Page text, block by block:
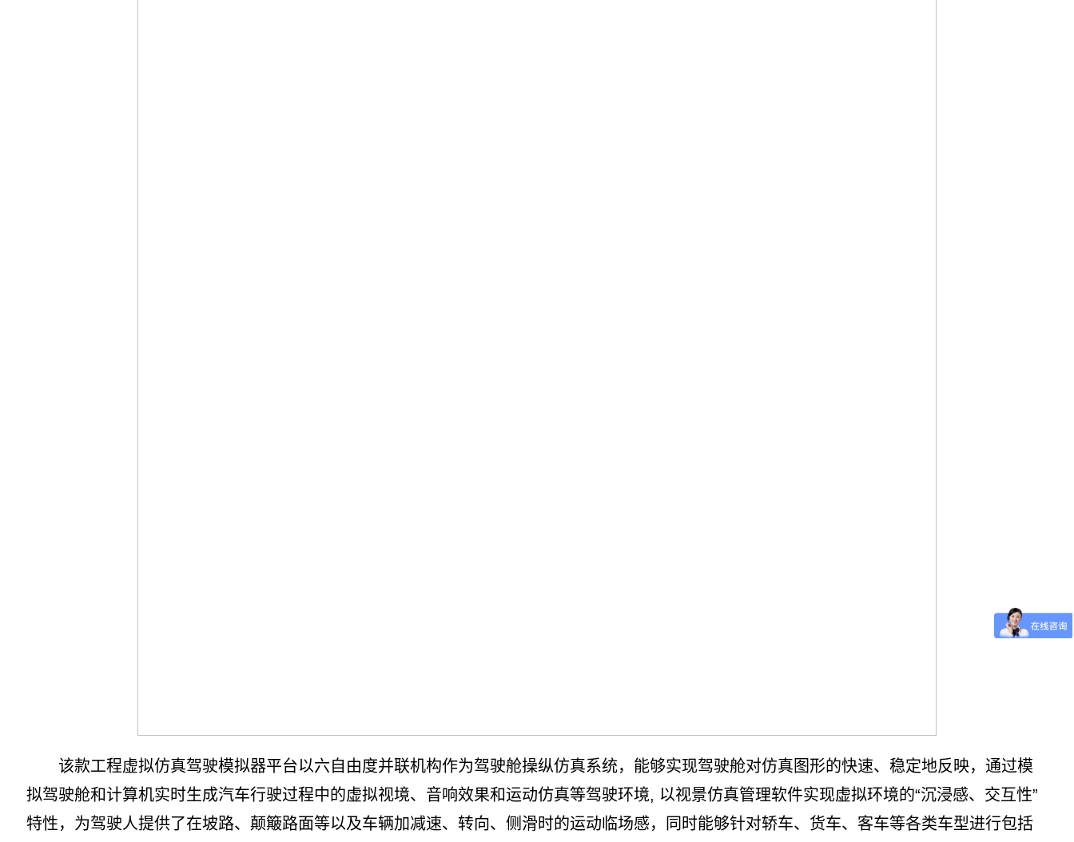
该款工程虚拟仿真驾驶模拟器平台以六自由度并联机构作为驾驶舱操纵仿真系统，能够实现驾驶舱对仿真图形的快速、稳定地反映，通过模
拟驾驶舱和计算机实时生成汽车行驶过程中的虚拟视境、音响效果和运动仿真等驾驶环境, 以视景仿真管理软件实现虚拟环境的“沉浸感、交互性”
特性，为驾驶人提供了在坡路、颠簸路面等以及车辆加减速、转向、侧滑时的运动临场感，同时能够针对轿车、货车、客车等各类车型进行包括